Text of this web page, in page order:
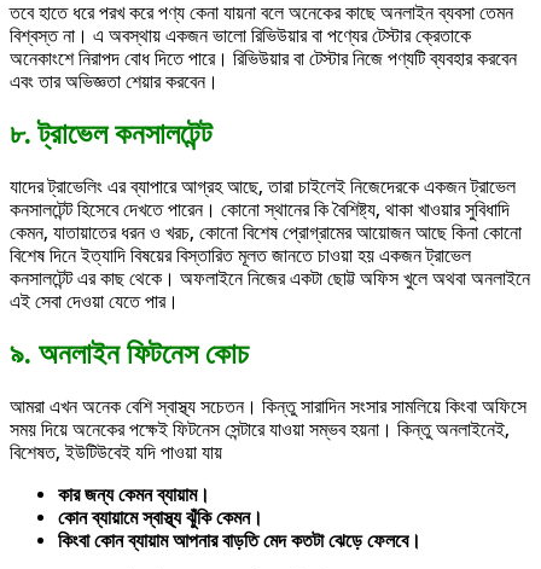
তবে হাতে ধরে পরখ করে পণ্য কেনা যায়না বলে অনেকের কাছে অনলাইন ব্যবসা তেমন
বিশ্বস্ত না। এ অবস্থায় একজন ভালো রিভিউয়ার বা পণ্যের টেস্টার ক্রেতাকে
অনেকাংশে নিরাপদ বোধ দিতে পারে। রিভিউয়ার বা টেস্টার নিজে পণ্যটি ব্যবহার করবেন
এবং তার অভিজ্ঞতা শেয়ার করবেন।
৮. ট্রাভেল কনসালটেন্ট
যাদের ট্রাভেলিং এর ব্যাপারে আগ্রহ আছে, তারা চাইলেই নিজেদেরকে একজন ট্রাভেল
কনসালটেন্ট হিসেবে দেখতে পারেন। কোনো স্থানের কি বৈশিষ্ট্য, থাকা খাওয়ার সুবিধাদি
কেমন, যাতায়াতের ধরন ও খরচ, কোনো বিশেষ প্রোগ্রামের আয়োজন আছে কিনা কোনো
বিশেষ দিনে ইত্যাদি বিষয়ের বিস্তারিত মূলত জানতে চাওয়া হয় একজন ট্রাভেল
কনসালটেন্ট এর কাছ থেকে। অফলাইনে নিজের একটা ছোট্ট অফিস খুলে অথবা অনলাইনে
এই সেবা দেওয়া যেতে পার।
৯. অনলাইন ফিটনেস কোচ
আমরা এখন অনেক বেশি স্বাস্থ্য সচেতন। কিন্তু সারাদিন সংসার সামলিয়ে কিংবা অফিসে
সময় দিয়ে অনেকের পক্ষেই ফিটনেস সেন্টারে যাওয়া সম্ভব হয়না। কিন্তু অনলাইনেই,
বিশেষত, ইউটিউবেই যদি পাওয়া যায়
কার জন্য কেমন ব্যায়াম।
কোন ব্যায়ামে স্বাস্থ্য ঝুঁকি কেমন।
কিংবা কোন ব্যায়াম আপনার বাড়তি মেদ কতটা ঝেড়ে ফেলবে।